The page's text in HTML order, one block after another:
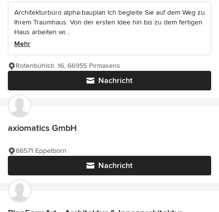
Architekturbüro alpha-bauplan Ich begleite Sie auf dem Weg zu
Ihrem Traumhaus. Von der ersten Idee hin bis zu dem fertigen
Haus arbeiten wi...
Mehr
Nachricht
Rotenbühlstr. 16, 66955 Pirmasens
axiomatics GmbH
Nachricht
66571 Eppelborn